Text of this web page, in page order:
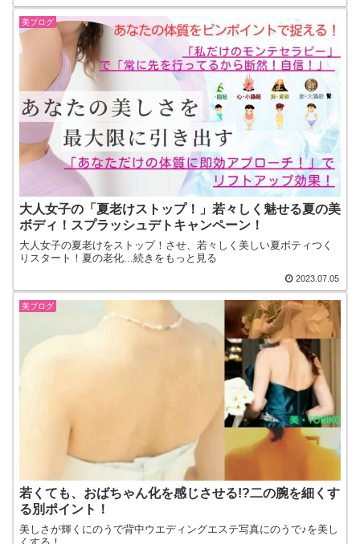
美ブログ
大人女子の「夏老けストップ！」若々しく魅せる夏の美
ボディ！スプラッシュデトキャンペーン！
大人女子の夏老けをストップ！させ、若々しく美しい夏ボティつく
りスタート！夏の老化...続きをもっと見る
2023.07.05
美ブログ
若くても、おばちゃん化を感じさせる!?二の腕を細くす
る別ポイント！
美しさが輝くにのうで背中ウエディングエステ写真にのうで♪を美し